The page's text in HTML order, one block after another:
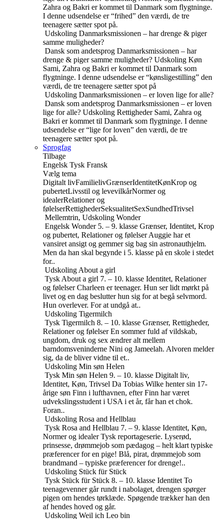
Zahra og Bakri er kommet til Danmark som flygtninge.
I denne udsendelse er “frihed” den værdi, de tre
teenagere sætter spot på.
Udskoling Danmarksmissionen – har drenge & piger
samme muligheder?
Dansk som andetsprog Danmarksmissionen – har
drenge & piger samme muligheder? Udskoling Køn
Sami, Zahra og Bakri er kommet til Danmark som
flygtninge. I denne udsendelse er “kønsligestilling” den
værdi, de tre teenagere sætter spot på
Udskoling Danmarksmissionen – er loven lige for alle?
Dansk som andetsprog Danmarksmissionen – er loven
lige for alle? Udskoling Rettigheder Sami, Zahra og
Bakri er kommet til Danmark som flygtninge. I denne
udsendelse er “lige for loven” den værdi, de tre
teenagere sætter spot på.
Sprogfag
Tilbage
Engelsk Tysk Fransk
Vælg tema
Digitalt livFamilielivGrænserIdentitetKønKrop og
pubertetLivsstil og levevilkårNormer og
idealerRelationer og
følelserRettighederSeksualitetSexSundhedTrivsel
Mellemtrin, Udskoling Wonder
Engelsk Wonder 5. – 9. klasse Grænser, Identitet, Krop
og pubertet, Relationer og følelser Auggie har et
vansiret ansigt og gemmer sig bag sin astronauthjelm.
Men da han skal begynde i 5. klasse på en skole i stedet
for..
Udskoling About a girl
Tysk About a girl 7. – 10. klasse Identitet, Relationer
og følelser Charleen er teenager. Hun ser lidt mørkt på
livet og en dag beslutter hun sig for at begå selvmord.
Hun overlever. For at undgå at..
Udskoling Tigermilch
Tysk Tigermilch 8. – 10. klasse Grænser, Rettigheder,
Relationer og følelser En sommer fuld af vildskab,
ungdom, druk og sex ændrer alt mellem
barndomsveninderne Nini og Jameelah. Alvoren melder
sig, da de bliver vidne til et..
Udskoling Min søn Helen
Tysk Min søn Helen 9. – 10. klasse Digitalt liv,
Identitet, Køn, Trivsel Da Tobias Wilke henter sin 17-
årige søn Finn i lufthavnen, efter Finn har været
udvekslingsstudent i USA i et år, får han et chok.
Foran..
Udskoling Rosa and Hellblau
Tysk Rosa and Hellblau 7. – 9. klasse Identitet, Køn,
Normer og idealer Tysk reportageserie. Lyserød,
prinsesse, drømmejob som pædagog – helt klart typiske
præferencer for en pige! Blå, pirat, drømmejob som
brandmand – typiske præferencer for drenge!..
Udskoling Stück für Stück
Tysk Stück für Stück 8. – 10. klasse Identitet To
teenagevenner går rundt i nabolaget, drengen spørger
pigen om hendes tørklæde. Spøgende trækker han den
af ​​hendes hoved og går.
Udskoling Weil ich Leo bin